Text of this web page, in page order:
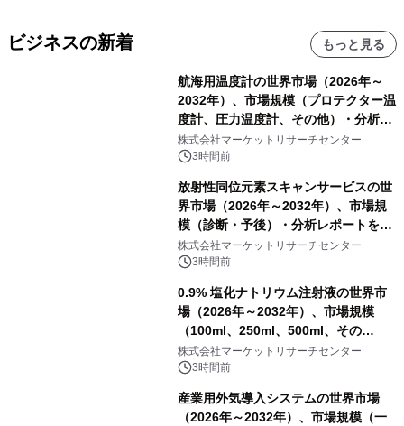
ビジネスの新着 もっと見る
航海用温度計の世界市場（2026年～
2032年）、市場規模（プロテクター温
度計、圧力温度計、その他）・分析レ
ポートを発表
株式会社マーケットリサーチセンター
3時間前
放射性同位元素スキャンサービスの世
界市場（2026年～2032年）、市場規
模（診断・予後）・分析レポートを発
表
株式会社マーケットリサーチセンター
3時間前
0.9% 塩化ナトリウム注射液の世界市
場（2026年～2032年）、市場規模
（100ml、250ml、500ml、その
他）・分析レポートを発表
株式会社マーケットリサーチセンター
3時間前
産業用外気導入システムの世界市場
（2026年～2032年）、市場規模（一